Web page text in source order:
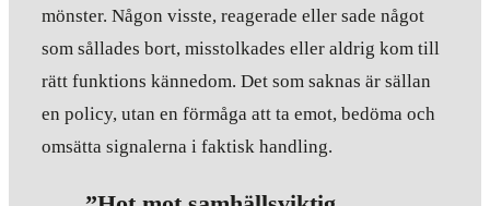
mönster. Någon visste, reagerade eller sade något
som sållades bort, misstolkades eller aldrig kom till
rätt funktions kännedom. Det som saknas är sällan
en policy, utan en förmåga att ta emot, bedöma och
omsätta signalerna i faktisk handling.